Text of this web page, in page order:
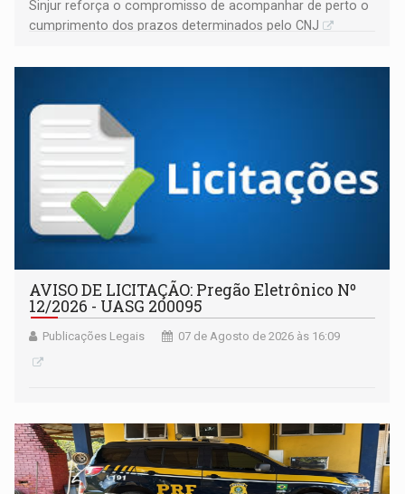
Sinjur reforça o compromisso de acompanhar de perto o
cumprimento dos prazos determinados pelo CNJ
AVISO DE LICITAÇÃO: Pregão Eletrônico Nº
12/2026 - UASG 200095
Publicações Legais 07 de Agosto de 2026 às 16:09